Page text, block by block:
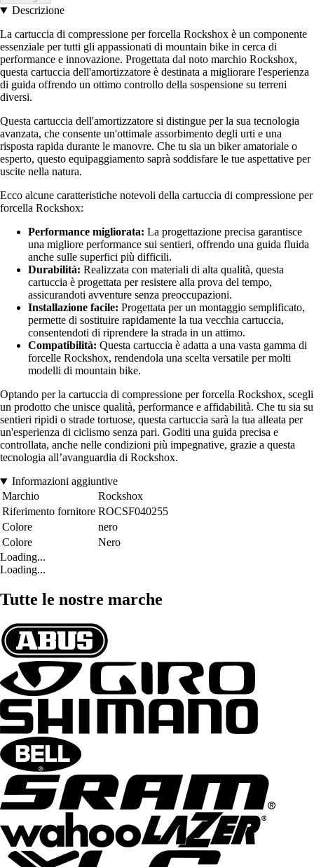
Descrizione
La cartuccia di compressione per forcella Rockshox è un componente
essenziale per tutti gli appassionati di mountain bike in cerca di
performance e innovazione. Progettata dal noto marchio Rockshox,
questa cartuccia dell'amortizzatore è destinata a migliorare l'esperienza
di guida offrendo un ottimo controllo della sospensione su terreni
diversi.
Questa cartuccia dell'amortizzatore si distingue per la sua tecnologia
avanzata, che consente un'ottimale assorbimento degli urti e una
risposta rapida durante le manovre. Che tu sia un biker amatoriale o
esperto, questo equipaggiamento saprà soddisfare le tue aspettative per
uscite nella natura.
Ecco alcune caratteristiche notevoli della cartuccia di compressione per
forcella Rockshox:
Performance migliorata: La progettazione precisa garantisce
una migliore performance sui sentieri, offrendo una guida fluida
anche sulle superfici più difficili.
Durabilità: Realizzata con materiali di alta qualità, questa
cartuccia è progettata per resistere alla prova del tempo,
assicurandoti avventure senza preoccupazioni.
Installazione facile: Progettata per un montaggio semplificato,
permette di sostituire rapidamente la tua vecchia cartuccia,
consentendoti di riprendere la strada in un attimo.
Compatibilità: Questa cartuccia è adatta a una vasta gamma di
forcelle Rockshox, rendendola una scelta versatile per molti
modelli di mountain bike.
Optando per la cartuccia di compressione per forcella Rockshox, scegli
un prodotto che unisce qualità, performance e affidabilità. Che tu sia su
sentieri ripidi o strade tortuose, questa cartuccia sarà la tua alleata per
un'esperienza di ciclismo senza pari. Goditi una guida precisa e
controllata, anche nelle condizioni più impegnative, grazie a questa
tecnologia all’avanguardia di Rockshox.
Informazioni aggiuntive
Marchio
Rockshox
Riferimento fornitore ROCSF040255
Colore
nero
Colore
Nero
Loading...
Loading...
Tutte le nostre marche